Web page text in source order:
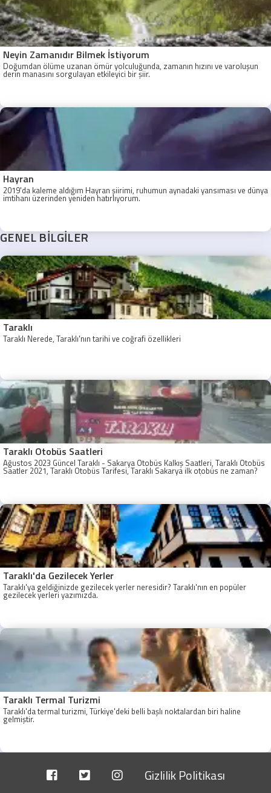
Neyin Zamanıdır Bilmek İstiyorum
Doğumdan ölüme uzanan ömür yolculuğunda, zamanın hızını ve varoluşun
derin manasını sorgulayan etkileyici bir şiir.
Hayran
2019'da kaleme aldığım Hayran şiirimi, ruhumun aynadaki yansıması ve dünya
imtihanı üzerinden yeniden hatırlıyorum.
GENEL BİLGİLER
Taraklı
Taraklı Nerede, Taraklı'nın tarihi ve coğrafi özellikleri
Taraklı Otobüs Saatleri
Ağustos 2023 Güncel Taraklı - Sakarya Otobüs Kalkış Saatleri, Taraklı Otobüs
Saatler 2021, Taraklı Otobüs Tarifesi, Taraklı Sakarya ilk otobüs ne zaman?
Taraklı - Sakarya Son Otobüs Ne zaman? Sakarya Taraklı İlk Otobüs Ne
Taraklı'da Gezilecek Yerler
Taraklı'ya geldiğinizde gezilecek yerler neresidir? Taraklı'nın en popüler
gezilecek yerleri yazımızda.
Taraklı Termal Turizmi
Taraklı'da termal turizmi, Türkiye'deki belli başlı noktalardan biri haline
gelmiştir.
Gizlilik Politikası